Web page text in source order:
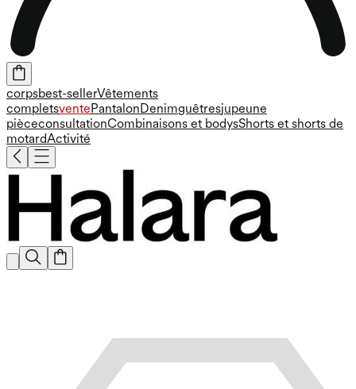
corpsbest-sellerVêtements
completsvente Pantalon Denimguêtresjupeune
pièceconsultationCombinaisons et bodysShorts et shorts de
motardActivité